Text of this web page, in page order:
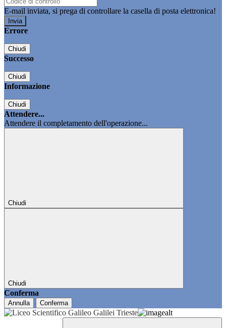
E-mail inviata, si prega di controllare la casella di posta elettronica!
Errore
Chiudi
Successo
Chiudi
Informazione
Chiudi
Attendere...
Attendere il completamento dell'operazione...
Chiudi
Chiudi
Conferma
Annulla Conferma